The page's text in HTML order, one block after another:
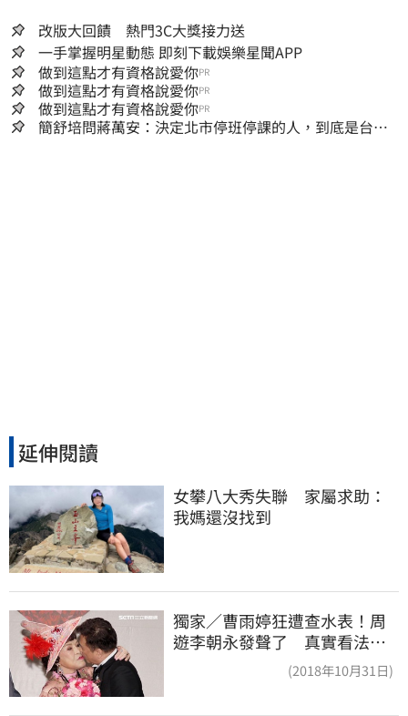
改版大回饋 熱門3C大獎接力送
一手掌握明星動態 即刻下載娛樂星聞APP
做到這點才有資格說愛你PR
做到這點才有資格說愛你PR
做到這點才有資格說愛你PR
簡舒培問蔣萬安：決定北市停班停課的人，到底是台北
延伸閱讀
女攀八大秀失聯　家屬求助：
我媽還沒找到
獨家／曹雨婷狂遭查水表！周
遊李朝永發聲了 真實看法曝
(2018年10月31日)